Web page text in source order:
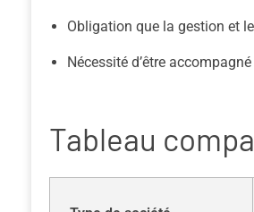
Obligation que la gestion et
Nécessité d’être
Tableau